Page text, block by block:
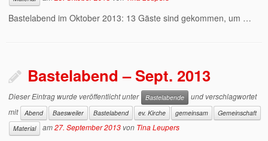
Bastelabend im Oktober 2013: 13 Gäste sind gekommen, um …
Bastelabend – Sept. 2013
Dieser Eintrag wurde veröffentlicht unter Bastelabende
und verschlagwortet
mit
Abend Baesweiler Bastelabend ev. Kirche gemeinsam
Gemeinschaft
Material
am27. September 2013 von Tina Leupers